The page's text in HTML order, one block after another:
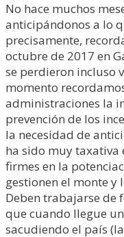
No hace muchos
anticipándonos a lo
precisamente,
octubre de 2017 en
se perdieron incluso
momento
administraciones la
prevención de los
la necesidad de
ha sido muy taxativa
firmes en la
gestionen el monte y
Deben trabajarse de
que cuando llegue
sacudiendo el país